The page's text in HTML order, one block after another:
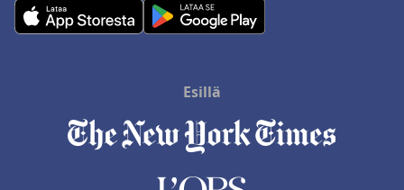
Esillä